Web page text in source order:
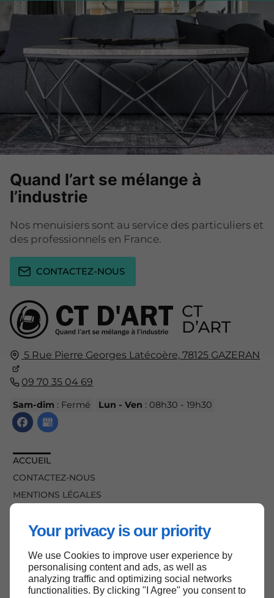
Your privacy is our priority
We use Cookies to improve user experience by
personalising content and ads, as well as
analyzing traffic and optimizing social networks
functionalities. By clicking "I Agree" you consent to
CT
D’ART
5 Rue Pierre Georges Latécoère, 78125 GAZERAN
09 70 35 04 69
Sam-dim : Fermé Lun - Ven : 08h30 - 19h30
ACCUEIL
CONTACTEZ-NOUS
MENTIONS LÉGALES
Quand l’art se mélange à
l’industrie
Nos menuisiers sont au service des particuliers et
des professionnels en France.
CONTACTEZ-NOUS
HAUT DE PAGE